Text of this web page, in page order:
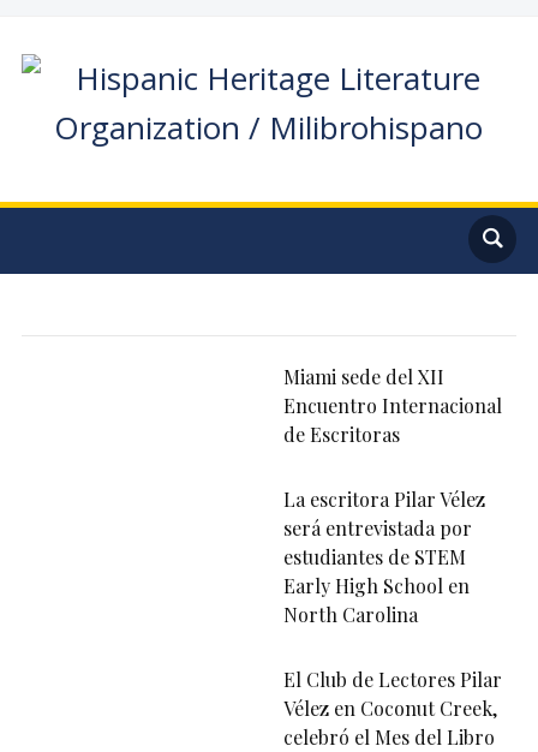
Miami sede del XII
Encuentro Internacional
de Escritoras
La escritora Pilar Vélez
será entrevistada por
estudiantes de STEM
Early High School en
North Carolina
El Club de Lectores Pilar
Vélez en Coconut Creek,
celebró el Mes del Libro